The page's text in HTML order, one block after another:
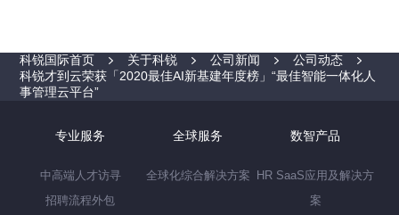
科锐国际首页 关于科锐 公司新闻
公司动态
科锐才到云荣获「2020最佳AI新基建年度榜」“最佳智能一体化人
事管理云平台”
专业服务
中高端人才访寻
招聘流程外包
全球服务
全球化综合解决方案
数智产品
HR SaaS应用及解决方
案